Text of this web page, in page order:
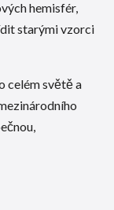
hemisfér,
starými vzorci
celém světě a